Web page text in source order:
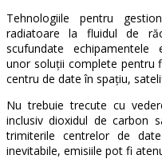
Tehnologiile pentru
radiatoare la fluidul de
scufundate echipamentele
unor soluții complete pentru
centru de date în spațiu,
Nu trebuie trecute cu
inclusiv dioxidul de carbon
trimiterile centrelor de
inevitabile, emisiile pot fi